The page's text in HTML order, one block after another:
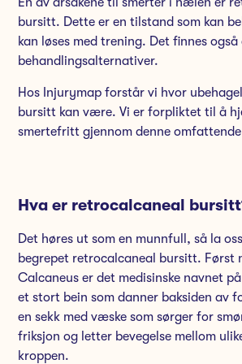
bursitt. Dette er en tilstand som kan
kan løses med trening. Det finnes også
behandlingsalternativer.
Hos Injurymap forstår vi hvor
bursitt kan være. Vi er forpliktet til å
smertefritt gjennom denne
Hva er retrocalcaneal
Det høres ut som en munnfull, så la
begrepet retrocalcaneal bursitt. Først
Calcaneus er det medisinske navnet
et stort bein som danner baksiden av
en sekk med væske som sørger for
friksjon og letter bevegelse mellom
kroppen.